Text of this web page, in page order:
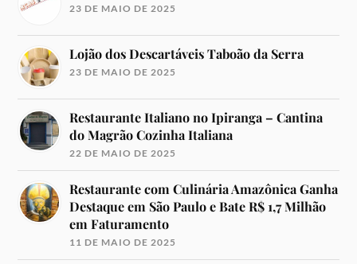
23 DE MAIO DE 2025
Lojão dos Descartáveis Taboão da Serra
23 DE MAIO DE 2025
Restaurante Italiano no Ipiranga – Cantina
do Magrão Cozinha Italiana
22 DE MAIO DE 2025
Restaurante com Culinária Amazônica Ganha
Destaque em São Paulo e Bate R$ 1,7 Milhão
em Faturamento
11 DE MAIO DE 2025